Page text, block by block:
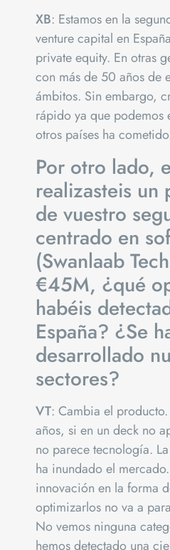
XB: Estamos en la
venture capital en
private equity. En otras
con más de 50 años de
ámbitos. Sin embargo,
rápido ya que podemos
otros países ha
Por otro lado,
realizasteis un
de vuestro
centrado en
(Swanlaab
€45M, ¿qué
habéis
España? ¿Se
desarrollado
sectores?
VT: Cambia el
años, si en un deck no
no parece tecnología.
ha inundado el
innovación en la forma
optimizarlos no va a
No vemos ninguna
hemos detectado una